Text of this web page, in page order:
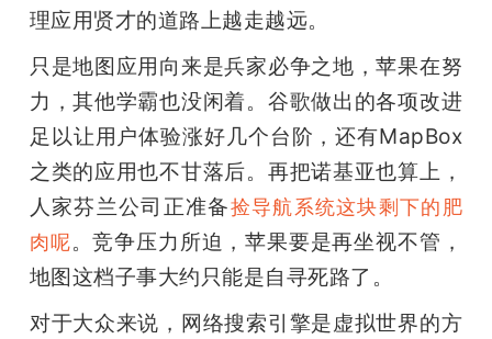
理应用贤才的道路上越走越远。
只是地图应用向来是兵家必争之地，苹果在努
力，其他学霸也没闲着。谷歌做出的各项改进
足以让用户体验涨好几个台阶，还有MapBox
之类的应用也不甘落后。再把诺基亚也算上，
人家芬兰公司正准备捡导航系统这块剩下的肥
肉呢。竞争压力所迫，苹果要是再坐视不管，
地图这档子事大约只能是自寻死路了。
对于大众来说，网络搜索引擎是虚拟世界的方